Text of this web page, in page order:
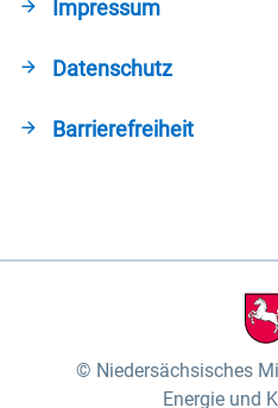
Impressum
Datenschutz
Barrierefreiheit
Niedersächsisches
Energie und